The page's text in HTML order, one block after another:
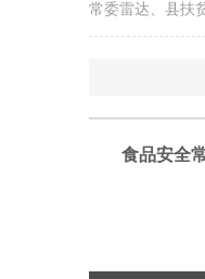
常委雷达、县扶
食品安全